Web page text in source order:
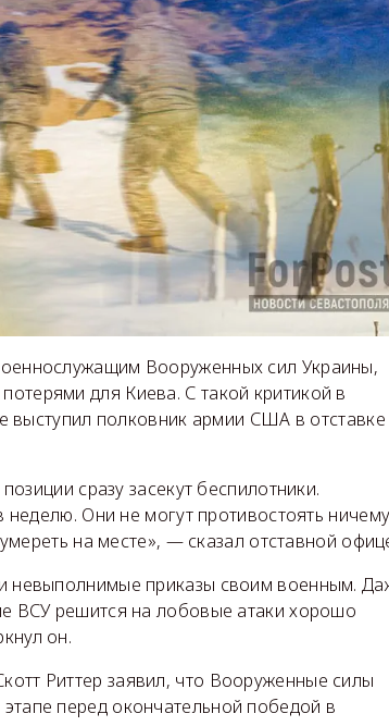
Вооруженных сил Украины,
для Киева. С такой критикой в
выступил полковник армии США в отставке
сразу засекут беспилотники.
Они не могут противостоять
на месте», — сказал отставной
невыполнимые приказы своим военным.
ВСУ решится на лобовые атаки хорошо
он.
Риттер заявил, что Вооруженные силы
перед окончательной победой в